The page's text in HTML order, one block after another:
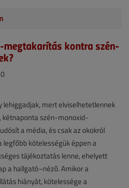
megtakarítás kontra szén-
lehiggadjak, mert elviselhetetlennek
kétnaponta szén-monoxid-
a média, és csak az okokról
legfőbb kötelességük éppen a
tájékoztatás lenne, ehelyett
a hallgató–néző. Amikor a
hiányát, kötelessége a